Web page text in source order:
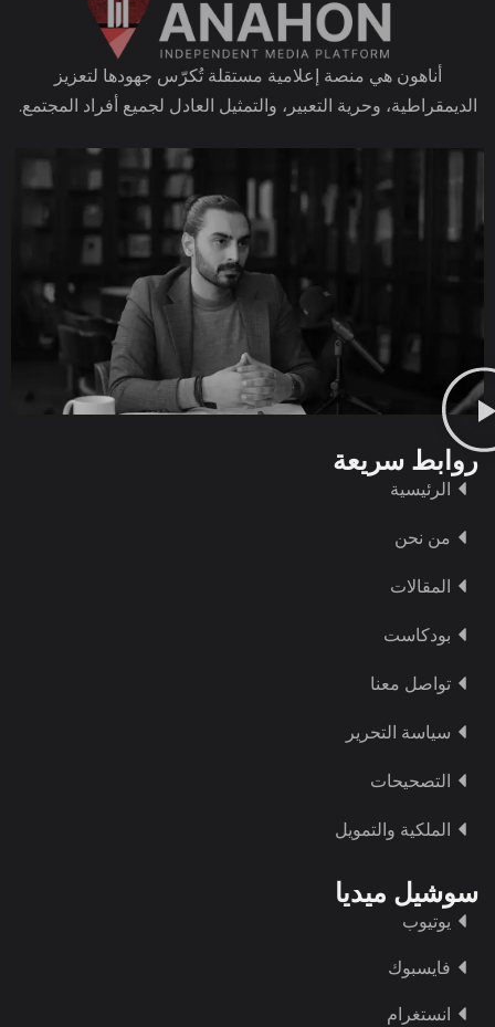
أناهون هي منصة إعلامية مستقلة تُكرّس جهودها لتعزيز
الديمقراطية، وحرية التعبير، والتمثيل العادل لجميع أفراد المجتمع.
روابط سريعة
الرئيسية
من نحن
المقالات
بودكاست
تواصل معنا
سياسة التحرير
التصحيحات
الملكية والتمويل
سوشيل ميديا
يوتيوب
فايسبوك
انستغرام